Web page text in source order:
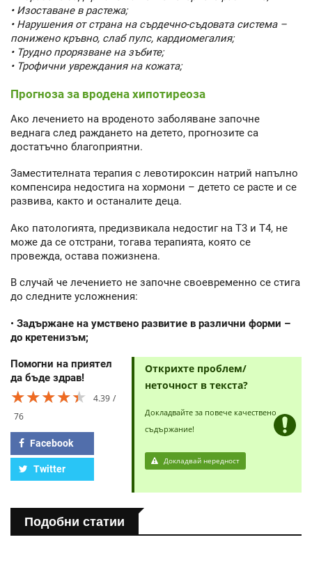
• Изоставане в растежа;
• Нарушения от страна на сърдечно-съдовата система –
понижено кръвно, слаб пулс, кардиомегалия;
• Трудно прорязване на зъбите;
• Трофични увреждания на кожата;
Прогноза за вродена хипотиреоза
Ако лечението на вроденото заболяване започне
веднага след раждането на детето, прогнозите са
достатъчно благоприятни.
Заместителната терапия с левотироксин натрий напълно
компенсира недостига на хормони – детето се расте и се
развива, както и останалите деца.
Ако патологията, предизвикала недостиг на Т3 и Т4, не
може да се отстрани, тогава терапията, която се
провежда, остава пожизнена.
В случай че лечението не започне своевременно се стига
до следните усложнения:
• Задържане на умствено развитие в различни форми –
до кретенизъм;
Помогни на приятел
да бъде здрав!
★★★★★
★★★★★
★★★★★
4.39
76
Facebook
Twitter
Открихте проблем/
неточност в текста?
Докладвайте за повече качествено
съдържание!
Докладвай нередност
Подобни статии